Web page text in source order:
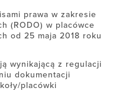
prawa w zakresie
(RODO) w placówce
od 25 maja 2018 roku
wynikającą z regulacji
dokumentacji
placówki